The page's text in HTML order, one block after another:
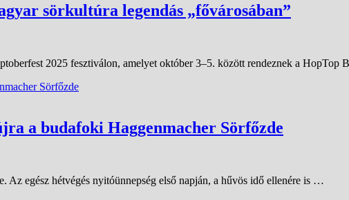
sörkultúra legendás „fővárosában”
2025 fesztiválon, amelyet október 3–5. között rendeznek a HopTop
a budafoki Haggenmacher Sörfőzde
Az egész hétvégés nyitóünnepség első napján, a hűvös idő ellenére is …